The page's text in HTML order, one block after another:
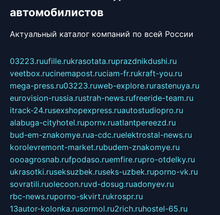
автомобилистов
Актуальный каталог компаний по всей России
03223.ruufille.rukrasotata.ruprazdnikdushi.ru
veetbox.rucinemapost.ruciam-fr.rukraft-you.ru
mega-press.ru03223.ruweb-explore.rurastenuya.ru
eurovision-russia.rustrah-news.rufreeride-team.ru
itrack-24.rusexshopexpress.ruautostudiopro.ru
alabuga-cityhotel.rupornv.ruatlantpereezd.ru
bud-em-znakomye.rua-cdc.ruelektrostal-news.ru
korolevremont-market.rubudem-znakomye.ru
oooagrosnab.rufpodaso.ruemfire.rupro-otdelky.ru
ukrasotki.ruseksuzbek.ruseks-uzbek.ruporno-vk.ru
sovratili.ruolecoon.ruvd-dosug.ruadonyev.ru
rbc-news.ruporno-skvirt.rukrospr.ru
13autor-kolonka.rusormol.ru2rich.ruhostel-65.ru